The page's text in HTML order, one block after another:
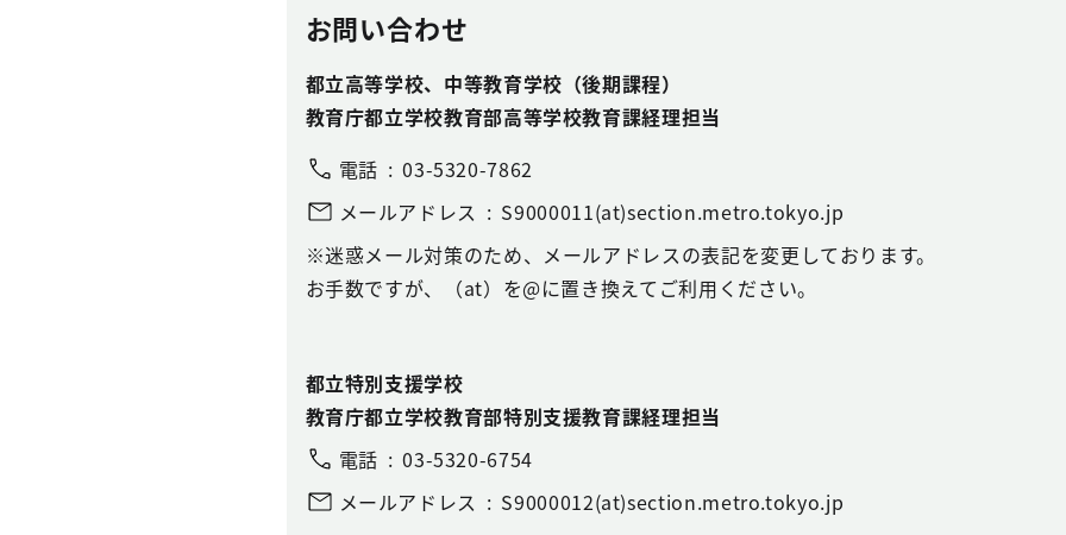
お問い合わせ
都立高等学校、中等教育学校（後期課程）
教育庁都立学校教育部高等学校教育課経理担当
電話
03-5320-7862
メールアドレス
S9000011(at)section.metro.tokyo.jp
※迷惑メール対策のため、メールアドレスの表記を変更しております。
お手数ですが、（at）を@に置き換えてご利用ください。
都立特別支援学校
教育庁都立学校教育部特別支援教育課経理担当
電話
03-5320-6754
メールアドレス
S9000012(at)section.metro.tokyo.jp